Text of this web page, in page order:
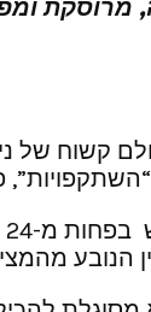
קשוח
הנובע